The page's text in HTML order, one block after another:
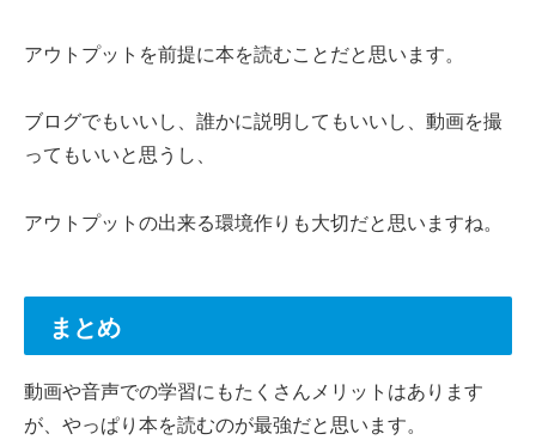
アウトプットを前提に本を読むことだと思います。
ブログでもいいし、誰かに説明してもいいし、動画を撮
ってもいいと思うし、
アウトプットの出来る環境作りも大切だと思いますね。
まとめ
動画や音声での学習にもたくさんメリットはあります
が、やっぱり本を読むのが最強だと思います。